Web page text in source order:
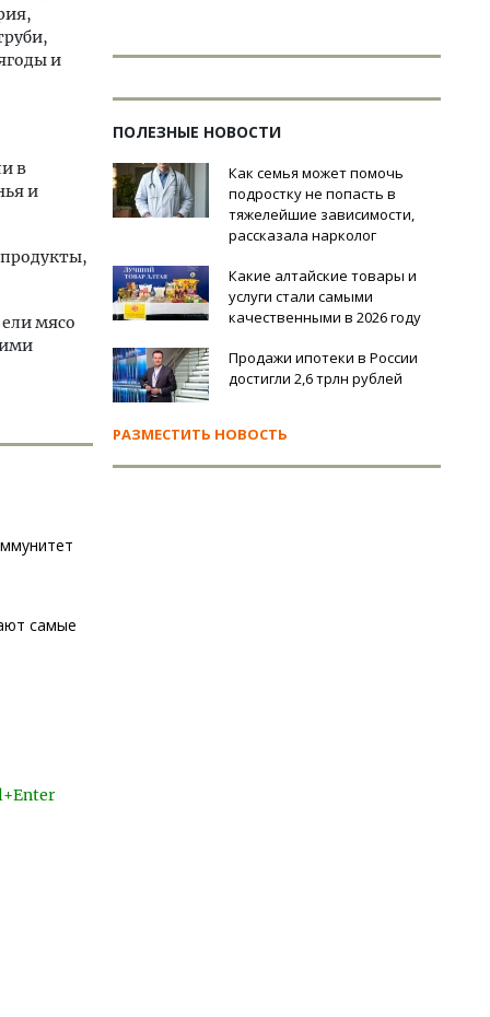
и
в
и
мясо
самые
ПОЛЕЗНЫЕ НОВОСТИ
Как семья может помочь
подростку не попасть в
тяжелейшие зависимости,
рассказала нарколог
Какие алтайские товары и
услуги стали самыми
качественными в 2026 году
Продажи ипотеки в России
достигли 2,6 трлн рублей
РАЗМЕСТИТЬ НОВОСТЬ